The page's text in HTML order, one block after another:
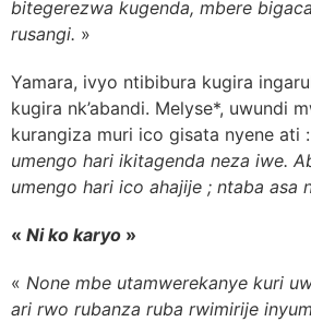
bitegerezwa kugenda, mbere
rusangi. »
Yamara, ivyo ntibibura kugira
kugira nk’abandi. Melyse*, uwundi
kurangiza muri ico gisata nyene ati
umengo hari ikitagenda neza iwe.
umengo hari ico ahajije ; ntaba asa
« Ni ko karyo »
« None mbe utamwerekanye kuri
ari rwo rubanza ruba rwimirije